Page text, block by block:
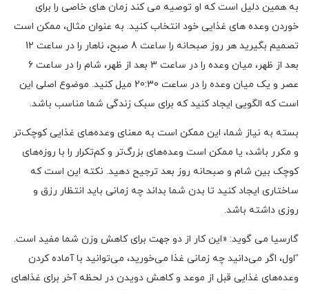
به همین دلیل است که او توصیه می کند زمان های خاصی را برای
خوردن وعده های غذایی خود انتخاب کنید. به عنوان مثال، ممکن است
تصمیم بگیرید هر روز صبحانه را ساعت 8 صبح، ناهار را در ساعت 12
بعد از ظهر، میان وعده را در ساعت 3 بعد از ظهر، شام را در ساعت 6
عصر و یک میان وعده را در ساعت 20:30 میل کنید. موضوع اصلی این
است که الگویی ایجاد کنید که برای سبک زندگی شما مناسب باشد.
بسته به نیاز شما، این ممکن است به معنای وعده‌های غذایی کوچک‌تر
و مکرر باشد، یا ممکن است وعده‌های بزرگ‌تر و کم‌تکرار را با روزه‌های
کوچک بین شام و صبحانه روز بعد ترجیح دهید. نکته این است که
ساختاری ایجاد کنید تا بدن شما بداند چه زمانی باید انتظار رزق و
روزی داشته باشد.
گارسیا می گوید: «این کار از دو جهت برای کاهش وزن شما مفید است.
“اول، اگر می‌دانید چه زمانی غذا می‌خورید، می‌توانید با آماده کردن
وعده‌های غذایی قبل از موعد و کاهش دویدن در لحظه آخر برای غذاهای